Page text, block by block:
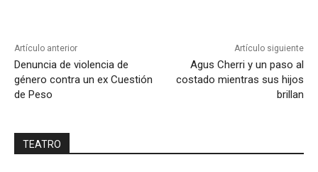
Artículo anterior
Denuncia de violencia de
género contra un ex Cuestión
de Peso
Artículo siguiente
Agus Cherri y un paso al
costado mientras sus hijos
brillan
TEATRO